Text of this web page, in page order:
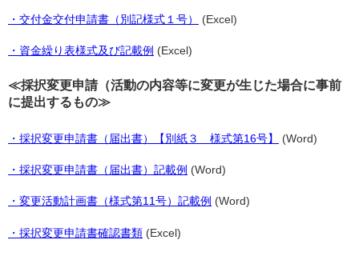
・交付金交付申請書（別記様式１号） (Excel)
・資金繰り表様式及び記載例 (Excel)
≪採択変更申請（活動の内容等に変更が生じた場合に事前
に提出するもの≫
・採択変更申請書（届出書）【別紙３ 様式第16号】 (Word)
・採択変更申請書（届出書）記載例 (Word)
・変更活動計画書（様式第11号）記載例 (Word)
・採択変更申請書確認書類 (Excel)